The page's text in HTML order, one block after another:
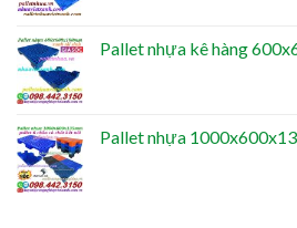
Pallet nhựa kê hàng
Pallet nhựa